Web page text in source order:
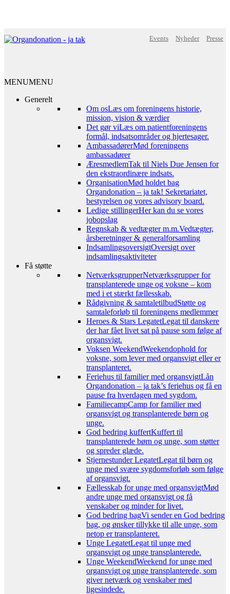
Events Nyheder Presse
MENUMENU
Generelt
Om osLæs om foreningens historie,
mission, vision & værdier
Det gør viLæs om patientforeningens
formål, indsatsområder og hjertesager.
AmbassadørerMød foreningens
ambassadører
ÆresmedlemTak til Niels Due Jensen for
den ekstraordinære indsats.
OrganisationMød holdet bag
Organdonation – ja tak! Sekretariatet,
bestyrelsen og vores advisory board.
Ledige stillingerHer kan du se vores
jobopslag
Regnskab & vedtægter m.m.Vedtægter,
årsberetninger & generalforsamling
IndsamlingsoversigtOversigt over
indsamlingsaktiviteter
Få støtte
NetværksgrupperNetværksgrupper for
transplanterede unge og voksne – kom
med i et stærkt fællesskab.
Rådgivning & samtaletilbudStøtte og
samtaleforløb til foreningens medlemmer
Heroes & Stars LegatetLegat til danskere
der har fået livet sat på pause som følge af
organsvigt.
Voksen WeekendWeekendophold for
voksne, som lever med organsvigt eller er
transplanteret.
Feriehus til familier med organsvigtLån
Organdonation – ja tak’s feriehus og få en
pause fra hverdagen med sygdom.
FamiliecampCamp for familier med
organsvigt og transplanterede børn og
unge.
God bedring kuffertKuffert til
transplanterede børn og unge, som støtter
og spreder glæde.
Stjernestunder LegatetLegat til børn og
unge med svære sygdomsforløb som følge
af organsvigt.
Fællesskab for unge med organsvigtMød
andre unge med organsvigt og få
venskaber og minder for livet.
God bedring bagVi sender en God bedring
bag, og ønsker tillykke til alle unge, som
netop er transplanteret.
Unge LegatetLegat til unge med
organsvigt og unge transplanterede.
Unge WeekendWeekend for unge med
organsvigt og unge transplanterede, som
giver netværk og venskaber med
ligesindede.